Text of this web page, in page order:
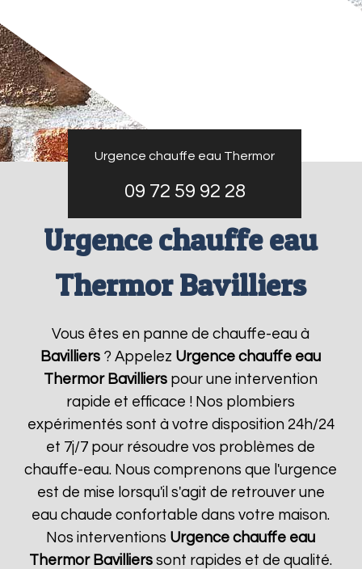
Urgence chauffe eau Thermor
09 72 59 92 28
Urgence chauffe eau
Thermor Bavilliers
Vous êtes en panne de chauffe-eau à
Bavilliers ? Appelez Urgence chauffe eau
Thermor Bavilliers pour une intervention
rapide et efficace ! Nos plombiers
expérimentés sont à votre disposition 24h/24
et 7j/7 pour résoudre vos problèmes de
chauffe-eau. Nous comprenons que l'urgence
est de mise lorsqu'il s'agit de retrouver une
eau chaude confortable dans votre maison.
Nos interventions Urgence chauffe eau
Thermor Bavilliers sont rapides et de qualité.